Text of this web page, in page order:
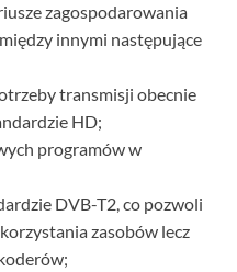
zagospodarowania
innymi następujące
transmisji obecnie
HD;
programów w
DVB-T2, co pozwoli
zasobów lecz